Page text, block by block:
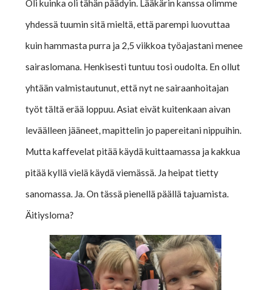
Oli kuinka oli tähän päädyin. Lääkärin kanssa olimme
yhdessä tuumin sitä mieltä, että parempi luovuttaa
kuin hammasta purra ja 2,5 viikkoa työajastani menee
sairaslomana. Henkisesti tuntuu tosi oudolta. En ollut
yhtään valmistautunut, että nyt ne sairaanhoitajan
työt tältä erää loppuu. Asiat eivät kuitenkaan aivan
leväälleen jääneet, mapittelin jo papereitani nippuihin.
Mutta kaffevelat pitää käydä kuittaamassa ja kakkua
pitää kyllä vielä käydä viemässä. Ja heipat tietty
sanomassa. Ja. On tässä pienellä päällä tajuamista.
Äitiysloma?